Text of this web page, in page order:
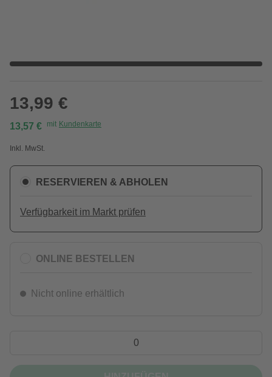
13,99 €
13,57 € mit Kundenkarte
Inkl. MwSt.
RESERVIEREN & ABHOLEN
Verfügbarkeit im Markt prüfen
ONLINE BESTELLEN
Nicht online erhältlich